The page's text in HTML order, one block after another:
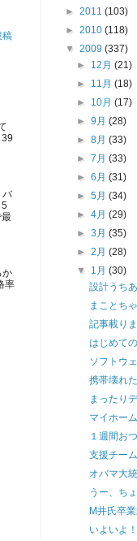
稿
バ
5
か
率
► 2011 (103)
► 2010 (118)
▼ 2009 (337)
► 12月(21)
► 11月(18)
► 10月(17)
►9月(28)
►8月(33)
►7月(33)
►6月(31)
►5月(34)
►4月(29)
►3月(35)
►2月(28)
▼ 1月(30)
設計うち
まことち
記事載り
はじめて
ソフトウ
携帯壊れた
まったり
マイホー
１週間お
支援チー
オバマ大
うー、ち
M井氏卒
いよいよ